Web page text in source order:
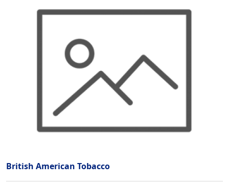
British American Tobacco